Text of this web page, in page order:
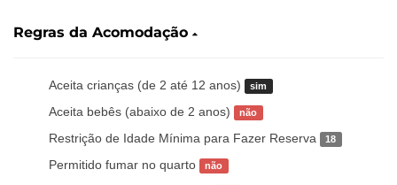
Regras da Acomodação
Aceita crianças (de 2 até 12 anos) sim
Aceita bebês (abaixo de 2 anos) não
Restrição de Idade Mínima para Fazer Reserva 18
Permitido fumar no quarto não